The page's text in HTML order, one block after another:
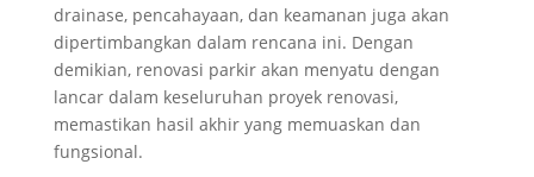
drainase, pencahayaan, dan keamanan juga akan
dipertimbangkan dalam rencana ini. Dengan
demikian, renovasi parkir akan menyatu dengan
lancar dalam keseluruhan proyek renovasi,
memastikan hasil akhir yang memuaskan dan
fungsional.